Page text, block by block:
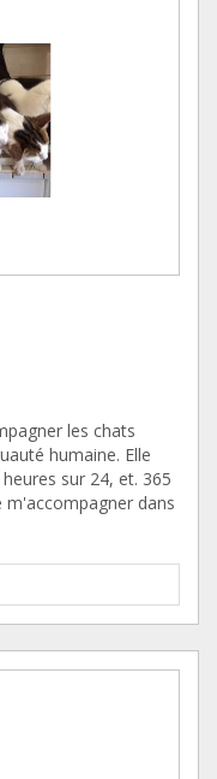
les chats
humaine. Elle
sur 24, et. 365
m'accompagner dans